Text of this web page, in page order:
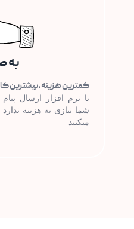
به
کمترین هزینه، بیشترین
با نرم افزار ارسال
شما نیازی به هزینه ندارد
میکنید